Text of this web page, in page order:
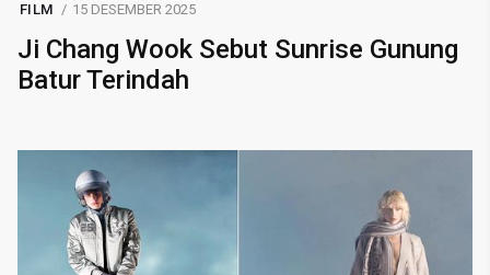
FILM 15 DESEMBER 2025
Ji Chang Wook Sebut Sunrise Gunung
Batur Terindah